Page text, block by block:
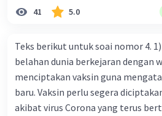
kelas satu. Sedangkan aku? Aku
ke kota kecil ini. Makna kata
baik
41 5.0
Teks berikut untuk soai nomor 4.
belahan dunia berkejaran dengan
menciptakan vaksin guna
baru. Vaksin perlu segera
akibat virus Corona yang terus